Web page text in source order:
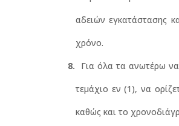
αδειών εγκατάστασης
χρόνο.
Για όλα τα ανωτέρω
τεμάχιο εν (1), να
καθώς και το